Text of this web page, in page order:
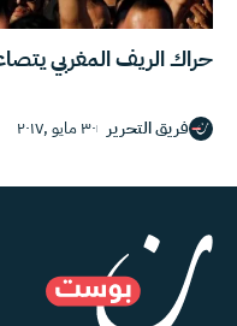
حراك الريف المغربي
فريق التحرير ٣٠ مايو ,٢٠١٧